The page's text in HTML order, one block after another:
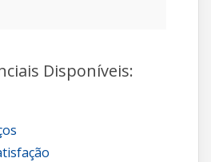
Disponíveis: